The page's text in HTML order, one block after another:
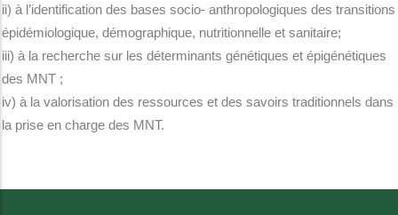
ii) à l’identification des bases socio- anthropologiques des transitions
épidémiologique, démographique, nutritionnelle et sanitaire;
iii) à la recherche sur les déterminants génétiques et épigénétiques
des MNT ;
iv) à la valorisation des ressources et des savoirs traditionnels dans
la prise en charge des MNT.